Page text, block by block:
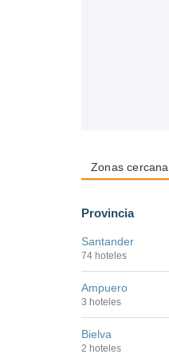
Zonas
Provincia
Santander
74 hoteles
Ampuero
3 hoteles
Bielva
2 hoteles